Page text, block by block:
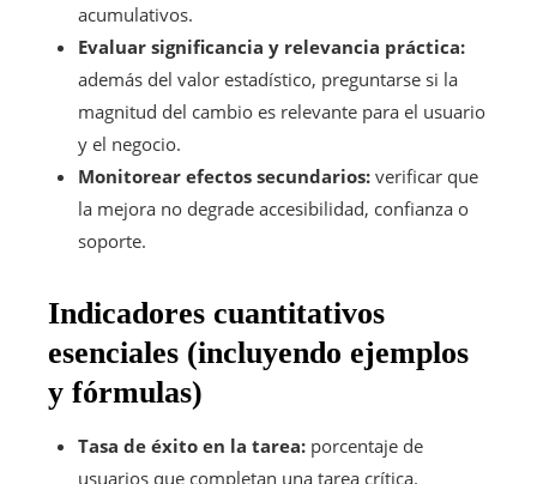
acumulativos.
Evaluar significancia y relevancia práctica:
además del valor estadístico, preguntarse si la
magnitud del cambio es relevante para el usuario
y el negocio.
Monitorear efectos secundarios: verificar que
la mejora no degrade accesibilidad, confianza o
soporte.
Indicadores cuantitativos
esenciales (incluyendo ejemplos
y fórmulas)
Tasa de éxito en la tarea: porcentaje de
usuarios que completan una tarea crítica.